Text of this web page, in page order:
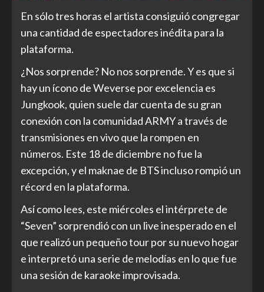
En sólo tres horas el artista consiguió congregar
una cantidad de espectadores inédita para la
plataforma.
¿Nos sorprende? No nos sorprende. Y es que si
hay un ícono de Weverse por excelencia es
Jungkook, quien suele dar cuenta de su gran
conexión con la comunidad ARMY a través de
transmisiones en vivo que la rompen en
números. Este 18 de diciembre no fue la
excepción, y el maknae de BTS incluso rompió un
récord en la plataforma.
Así como lees, este miércoles el intérprete de
“Seven” sorprendió con un live inesperado en el
que realizó un pequeño tour por su nuevo hogar
e interpretó una serie de melodías en lo que fue
una sesión de karaoke improvisada.